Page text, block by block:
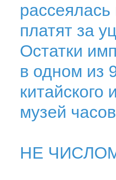
рассеялась
платят за
Остатки
в одном из
музей
НЕ